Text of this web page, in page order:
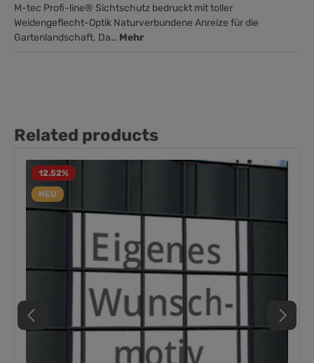
M-tec Profi-line® Sichtschutz bedruckt mit toller
Weidengeflecht-Optik Naturverbundene Anreize für die
Gartenlandschaft. Da… Mehr
Related products
12.52%
NEU